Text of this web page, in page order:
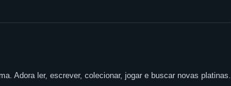
Adora ler, escrever, colecionar, jogar e buscar novas platinas.